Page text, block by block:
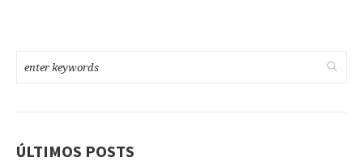
ÚLTIMOS POSTS